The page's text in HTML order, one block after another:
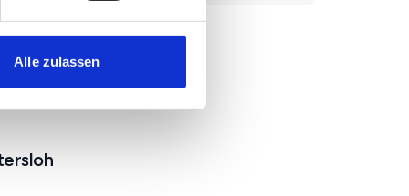
Alle zulassen